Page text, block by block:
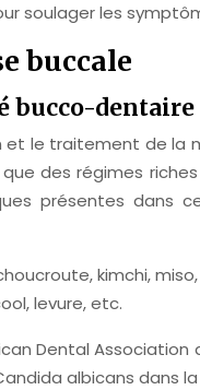
soulager les
buccale
bucco-dentaire
le traitement de
des régimes
présentes dans
kimchi,
levure, etc.
Dental
albicans dans